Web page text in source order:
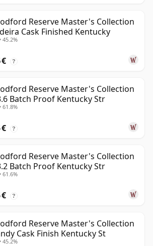
Reserve Master's Collection
Cask Finished Kentucky
45.2%
€ ?
Reserve Master's Collection
Batch Proof Kentucky Str
61.8%
€ ?
Reserve Master's Collection
Batch Proof Kentucky Str
61.6%
€ ?
Reserve Master's Collection
Cask Finish Kentucky St
45.2%